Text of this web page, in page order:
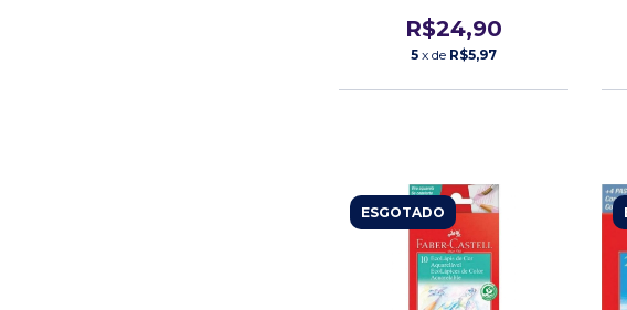
R$24,90
5 x de R$5,97
ESGOTADO